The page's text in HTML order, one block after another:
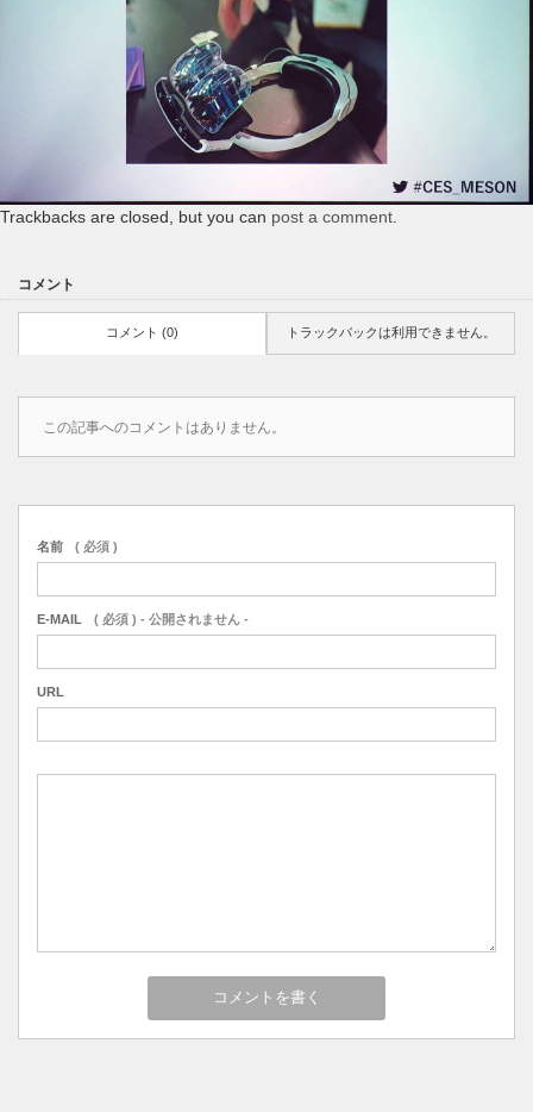
Trackbacks are closed, but you can post a comment
コメント
コメント (0) トラックバックは利用できません。
この記事へのコメントはありません。
名前 ( 必須 )
E-MAIL ( 必須 ) - 公開されません -
URL